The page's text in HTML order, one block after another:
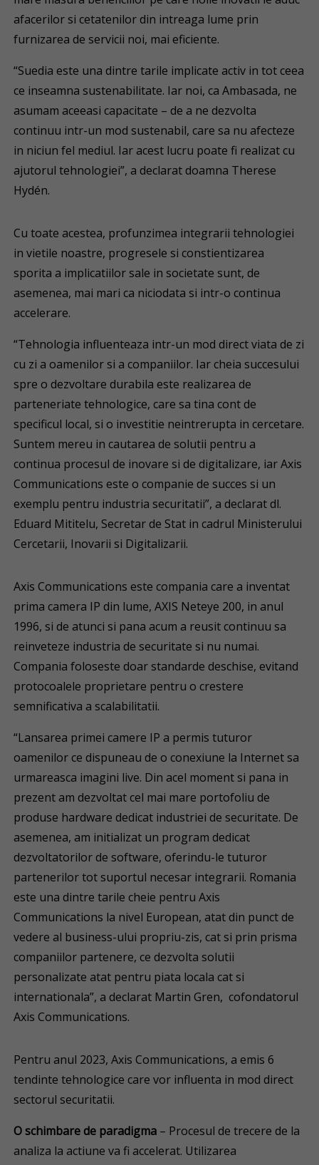
afacerilor si cetatenilor din intreaga lume prin
furnizarea de servicii noi, mai eficiente.
“Suedia este una dintre tarile implicate activ in tot ceea
ce inseamna sustenabilitate. Iar noi, ca Ambasada, ne
asumam aceeasi capacitate – de a ne dezvolta
continuu intr-un mod sustenabil, care sa nu afecteze
in niciun fel mediul. Iar acest lucru poate fi realizat cu
ajutorul tehnologiei”, a declarat doamna Therese
Hydén.
Cu toate acestea, profunzimea integrarii tehnologiei
in vietile noastre, progresele si constientizarea
sporita a implicatiilor sale in societate sunt, de
asemenea, mai mari ca niciodata si intr-o continua
accelerare.
“Tehnologia influenteaza intr-un mod direct viata de zi
cu zi a oamenilor si a companiilor. Iar cheia succesului
spre o dezvoltare durabila este realizarea de
parteneriate tehnologice, care sa tina cont de
specificul local, si o investitie neintrerupta in cercetare.
Suntem mereu in cautarea de solutii pentru a
continua procesul de inovare si de digitalizare, iar Axis
Communications este o companie de succes si un
exemplu pentru industria securitatii”, a declarat dl.
Eduard Mititelu, Secretar de Stat in cadrul Ministerului
Cercetarii, Inovarii si Digitalizarii.
Axis Communications este compania care a inventat
prima camera IP din lume, AXIS Neteye 200, in anul
1996, si de atunci si pana acum a reusit continuu sa
reinveteze industria de securitate si nu numai.
Compania foloseste doar standarde deschise, evitand
protocoalele proprietare pentru o crestere
semnificativa a scalabilitatii.
“Lansarea primei camere IP a permis tuturor
oamenilor ce dispuneau de o conexiune la Internet sa
urmareasca imagini live. Din acel moment si pana in
prezent am dezvoltat cel mai mare portofoliu de
produse hardware dedicat industriei de securitate. De
asemenea, am initializat un program dedicat
dezvoltatorilor de software, oferindu-le tuturor
partenerilor tot suportul necesar integrarii. Romania
este una dintre tarile cheie pentru Axis
Communications la nivel European, atat din punct de
vedere al business-ului propriu-zis, cat si prin prisma
companiilor partenere, ce dezvolta solutii
personalizate atat pentru piata locala cat si
internationala”, a declarat Martin Gren, cofondatorul
Axis Communications.
Pentru anul 2023, Axis Communications, a emis 6
tendinte tehnologice care vor influenta in mod direct
sectorul securitatii.
O schimbare de paradigma – Procesul de trecere de la
analiza la actiune va fi accelerat. Utilizarea